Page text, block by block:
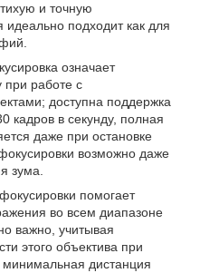
и точную
идеально подходит как для
означает
при работе с
доступна поддержка
кадров в секунду, полная
даже при остановке
возможно даже
зума.
помогает
во всем диапазоне
важно, учитывая
этого объектива при
дистанция